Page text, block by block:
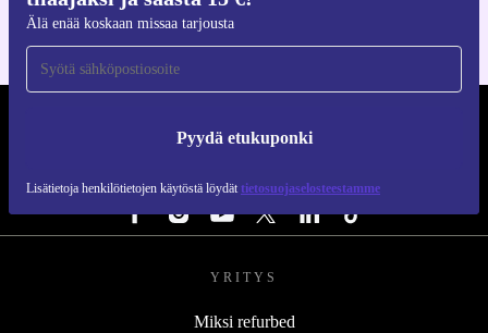
Älä enää koskaan missaa tarjousta
Pyydä etukuponki
Lisätietoja henkilötietojen käytöstä löydät tietosuojaselosteestamme
YRITYS
Miksi refurbed